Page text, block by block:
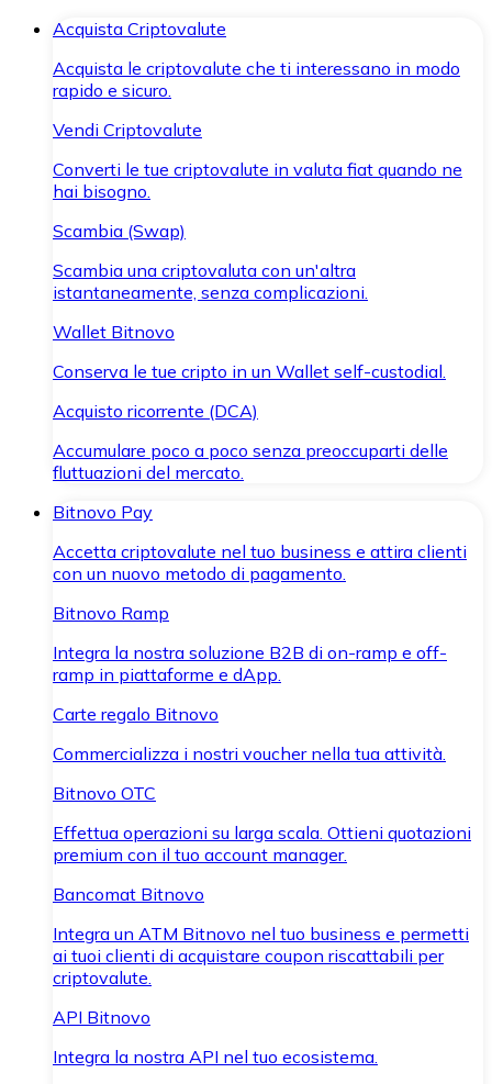
Acquista Criptovalute
Acquista le criptovalute che ti interessano in modo
rapido e sicuro.
Vendi Criptovalute
Converti le tue criptovalute in valuta fiat quando ne
hai bisogno.
Scambia (Swap)
Scambia una criptovaluta con un'altra
istantaneamente, senza complicazioni.
Wallet Bitnovo
Conserva le tue cripto in un Wallet self-custodial.
Acquisto ricorrente (DCA)
Accumulare poco a poco senza preoccuparti delle
fluttuazioni del mercato.
Bitnovo Pay
Accetta criptovalute nel tuo business e attira clienti
con un nuovo metodo di pagamento.
Bitnovo Ramp
Integra la nostra soluzione B2B di on-ramp e off-
ramp in piattaforme e dApp.
Carte regalo Bitnovo
Commercializza i nostri voucher nella tua attività.
Bitnovo OTC
Effettua operazioni su larga scala. Ottieni quotazioni
premium con il tuo account manager.
Bancomat Bitnovo
Integra un ATM Bitnovo nel tuo business e permetti
ai tuoi clienti di acquistare coupon riscattabili per
criptovalute.
API Bitnovo
Integra la nostra API nel tuo ecosistema.